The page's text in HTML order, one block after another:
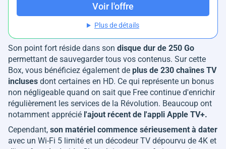
Voir l'offre
Plus de détails
Son point fort réside dans son disque dur de 250 Go
permettant de sauvegarder tous vos contenus. Sur cette
Box, vous bénéficiez également de plus de 230 chaînes TV
incluses dont certaines en HD. Ce qui représente un bonus
non négligeable quand on sait que Free continue d'enrichir
régulièrement les services de la Révolution. Beaucoup ont
notamment apprécié l'ajout récent de l'appli Apple TV+.
Cependant, son matériel commence sérieusement à dater
avec un Wi-Fi 5 limité et un décodeur TV dépourvu de 4K et